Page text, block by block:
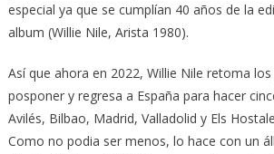
especial ya que se cumplían 40 años de la
album (Willie Nile, Arista 1980).
Así que ahora en 2022, Willie Nile retoma
posponer y regresa a España para hacer
Avilés, Bilbao, Madrid, Valladolid y Els
Como no podia ser menos, lo hace con un